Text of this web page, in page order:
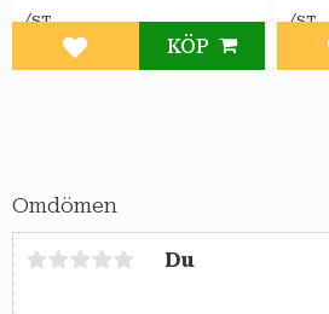
Omdömen
Du
/ST
Lägg till i favoriter
KÖP
/ST